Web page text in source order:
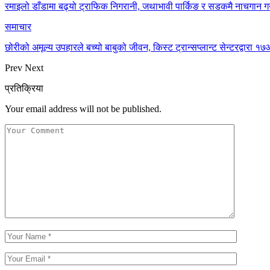
रमाइलो डाँडामा बढ्यो ट्राफिक निगरानी, जथाभावी पार्किङ र सडकमै नाचगान
समाचार
छोरीको अमूल्य उपहारले बच्यो बाबुको जीवन, किस्ट ट्रान्सप्लान्ट
Prev Next
प्रतिक्रिया
Your email address will not be published.